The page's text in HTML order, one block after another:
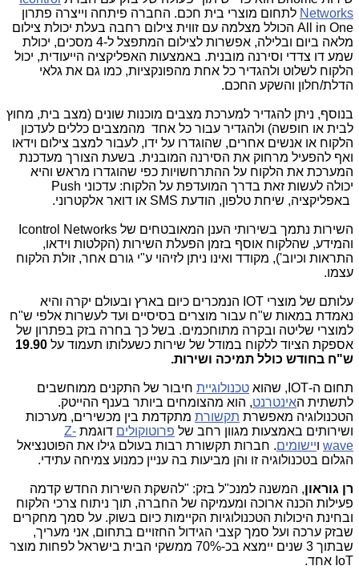
Networks לתחום מוצרי בית חכם. החברה פיתחה וייצרה פתרון
All in One הכולל מצלמה עם זווית צילום רחבה בעלת יכולת צילום
מלאה ביום ובלילה, אפשרות לצילום המתפצל ל-4 מסכים, יכולת
שמע דו צדדי וסירנה מובנית. באמצעות האפליקציה הייעודית, יכול
הלקוח לשלוט ולהגדיר כל אחת מהפונקציות, כמו גם את גלאי
הדלת/חלון והשקע החכם.
בנוסף, ניתן להגדיר למערכת מצבים מוכנות שונים (מצב בית, מחוץ
לבית או חופשה) ולהגדיר עבור כל אחד מהמצבים כללים לעדכון
הלקוח או אנשים אחרים, שהוגדרו על ידו, לעבור למצב צילום וידאו
ואף להפעיל מרחוק את הסירנה המובנית. בשעת הצורך מעדכנת
המערכת את הלקוח על ההתרחשויות כפי שהוגדרו מראש והיא
יכולה לעשות זאת בדרך המועדפת על הלקוח: עדכוני Push
באפליקציה, שיחת טלפון, הודעת SMS או דואר אלקטרוני.
השירות נתמך בשירותי הענן המאובטחים של Icontrol Networks
והמידע, שהלקוח אוסף בזמן הפעלת השירות (הקלטות וידאו,
התראות וכיוב'), מקודד ואינו ניתן לזיהוי ע"י גורם אחר, זולת הלקוח
עצמו.
עלותם של מוצרי IOT הנמכרים כיום בארץ ובעולם יקרה והיא
נאמדת במאות ש"ח עבור מוצרים בסיסיים ועד לעשרות אלפי ש"ח
למוצרי שליטה ובקרה מתוחכמים. בשל כך בחרה בזק בפתרון של
אספקת הציוד ללקוח במודל של שירות כשעלותו תעמוד על 19.90
ש"ח בחודש כולל תמיכה ושירות.
תחום ה-IOT , שהוא טכנולוגיית חיבור של התקנים ממוחשבים
לתשתית האינטרנט, הוא מהצומחים ביותר בענף ההייטק.
הטכנולוגיה מאפשרת תקשורת מתקדמת בין מכשירים, מערכות
ושירותים באמצעות מגוון רחב של פרוטוקולים דוגמת Z-
wave ויישומים. חברות תקשורת רבות בעולם גילו את הפוטנציאל
הגלום בטכנולוגיה זו והן מביעות בה עניין כמנוע צמיחה עתידי.
רן גוראון, המשנה למנכ"ל בזק: "להשקת השירות החדש קדמה
פעילות הכנה ארוכה ומעמיקה של החברה, תוך ניתוח צרכי הלקוח
ובחינת היכולות הטכנולוגיות הקיימות כיום בשוק. על סמך מחקרים
שבזק ערכה ועל סמך קצבי הגידול החזויים בתחום, אני מעריך,
שבתוך 3 שנים יימצא בכ-70% ממשקי הבית בישראל לפחות מוצר
IoT אחד.